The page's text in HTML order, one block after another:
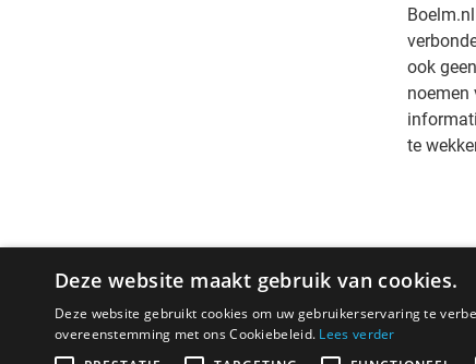
ook
noemen
te
Deze website maakt gebruik van cookies.
Deze website gebruikt cookies om uw gebruikerservaring te
overeenstemming met ons Cookiebeleid. Lees verder